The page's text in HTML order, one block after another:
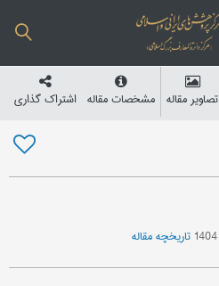
تصاویر مقاله مشخصات مقاله اشتراک گذاری
تاریخچه مقاله